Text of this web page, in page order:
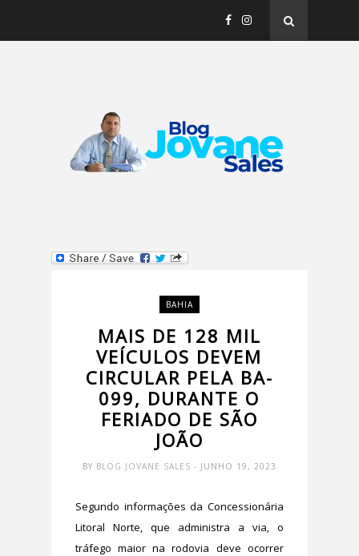
BAHIA
MAIS DE 128 MIL
VEÍCULOS DEVEM
CIRCULAR PELA BA-
099, DURANTE O
FERIADO DE SÃO
JOÃO
BY BLOG JOVANE SALES - JUNHO 19, 2023
Segundo informações da Concessionária
Litoral Norte, que administra a via, o
tráfego maior na rodovia deve ocorrer